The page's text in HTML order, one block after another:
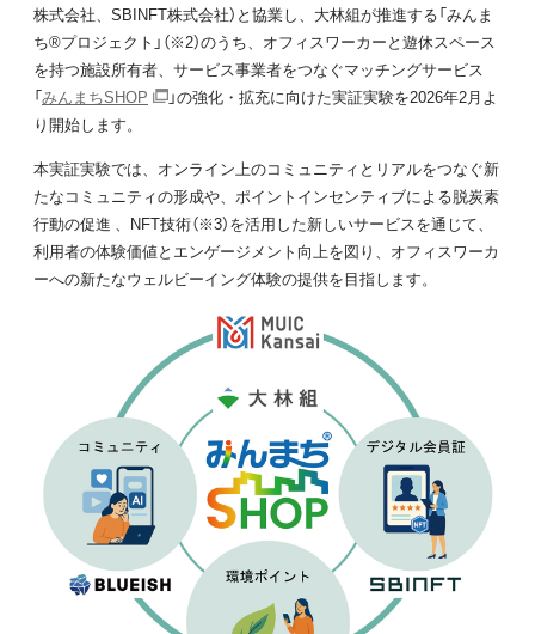
株式会社、SBINFT株式会社）と協業し、大林組が推進する「みんま
ち®プロジェクト」（※2）のうち、オフィスワーカーと遊休スペース
を持つ施設所有者、サービス事業者をつなぐマッチングサービス
「みんまちSHOP
」の強化・拡充に向けた実証実験を2026年2月よ
り開始します。
本実証実験では、オンライン上のコミュニティとリアルをつなぐ新
たなコミュニティの形成や、ポイントインセンティブによる脱炭素
行動の促進 、NFT技術（※3）を活用した新しいサービスを通じて、
利用者の体験価値とエンゲージメント向上を図り、オフィスワーカ
ーへの新たなウェルビーイング体験の提供を目指します。